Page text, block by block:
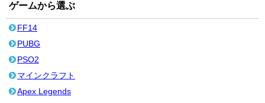
ゲームから選ぶ
FF14
PUBG
PSO2
マインクラフト
Apex Legends